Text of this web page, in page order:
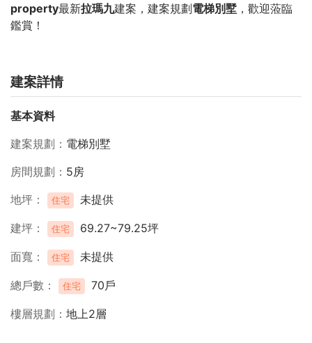
property最新拉瑪九建案，建案規劃電梯別墅 ，歡迎蒞臨
鑑賞！
建案詳情
基本資料
建案規劃
電梯別墅
房間規劃
5房
地坪
住宅 未提供
建坪 住宅 69.27~79.25坪
面寬 住宅 未提供
總戶數 住宅 70戶
樓層規劃 地上2層